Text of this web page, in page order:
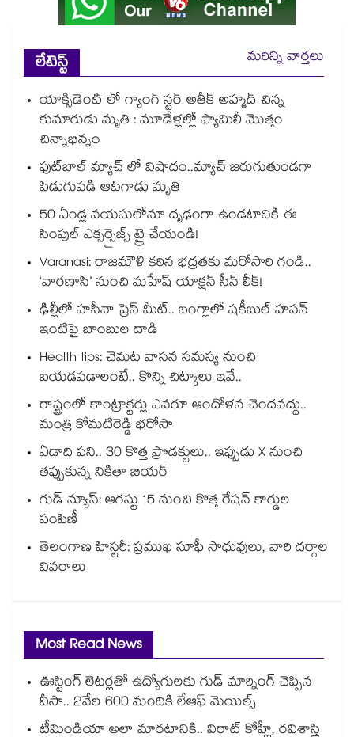
లేటెస్ట్
మరిన్ని వార్తలు
యాక్సిడెంట్ లో గ్యాంగ్ స్టర్ అతీక్ అహ్మద్ చిన్న
కుమారుడు మృతి : మూడేళ్లల్లో ఫ్యామిలీ మొత్తం
చిన్నాభిన్నం
ఫుట్‌బాల్ మ్యాచ్ లో విషాదం..మ్యాచ్ జరుగుతుండగా
పిడుగుపడి ఆటగాడు మృతి
50 ఏండ్ల వయసులోనూ దృఢంగా ఉండటానికి ఈ
సింపుల్ ఎక్సర్సైజ్స్ ట్రై చేయండి!
Varanasi: రాజమౌళి కఠిన భద్రతకు మరోసారి గండి..
‘వారణాసి’ నుంచి మహేష్ యాక్షన్ సీన్ లీక్!
ఢిల్లీలో హసీనా ప్రెస్ మీట్.. బంగ్లాలో షకీబుల్ హసన్
ఇంటిపై బాంబుల దాడి
Health tips: చెమట వాసన సమస్య నుంచి
బయడపడాలంటే.. కొన్ని చిట్కాలు ఇవే..
రాష్ట్రంలో కాంట్రాక్టర్లు ఎవరూ ఆందోళన చెందవద్దు..
మంత్రి కోమటిరెడ్డి భరోసా
ఏడాది పని.. 30 కొత్త ప్రొడక్టులు.. ఇప్పుడు X నుంచి
తప్పుకున్న నికితా బియర్
గుడ్ న్యూస్: ఆగస్టు 15 నుంచి కొత్త రేషన్ కార్డుల
పంపిణీ
తెలంగాణ హిస్టరీ: ప్రముఖ సూఫీ సాధువులు, వారి దర్గాల
వివరాలు
Most Read News
ఊస్టింగ్ లెటర్లతో ఉద్యోగులకు గుడ్ మార్నింగ్ చెప్పిన
వీసా.. 2వేల 600 మందికి లేఆఫ్ మెయిల్స్
టీమిండియా అలా మారటానికి.. విరాట్ కోహ్లీ, రవిశాస్త్రి